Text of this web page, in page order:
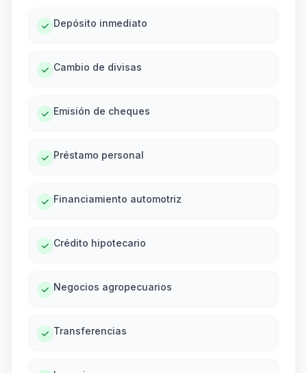
Depósito inmediato
Cambio de divisas
Emisión de cheques
Préstamo personal
Financiamiento automotriz
Crédito hipotecario
Negocios agropecuarios
Transferencias